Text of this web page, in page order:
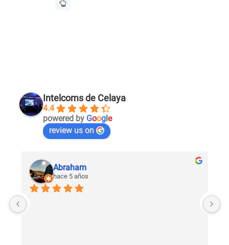
Intelcoms de Celaya
4.4
powered by Google
review us on
Abraham
hace 5 años